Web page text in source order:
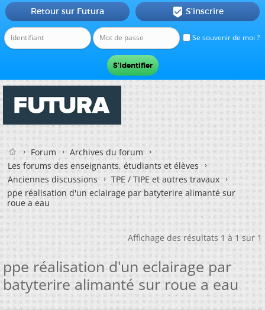
Se souvenir de moi ?
Retour sur Futura  S'inscrire
Forum
Archives du forum
Les forums des enseignants, étudiants et élèves
Anciennes discussions
TPE / TIPE et autres travaux
ppe réalisation d'un eclairage par batyterire alimanté sur
roue a eau
Affichage des résultats 1 à 1 sur 1
ppe réalisation d'un eclairage par
batyterire alimanté sur roue a eau